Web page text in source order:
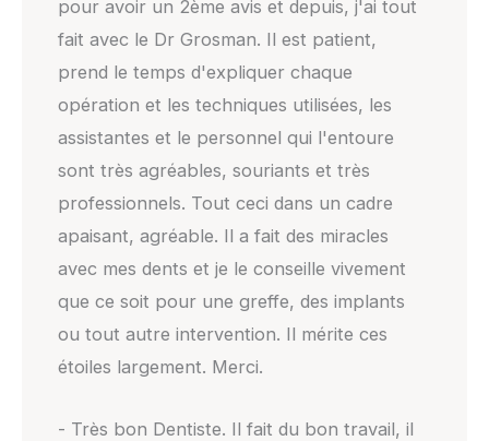
pour avoir un 2ème avis et depuis, j'ai tout
fait avec le Dr Grosman. Il est patient,
prend le temps d'expliquer chaque
opération et les techniques utilisées, les
assistantes et le personnel qui l'entoure
sont très agréables, souriants et très
professionnels. Tout ceci dans un cadre
apaisant, agréable. Il a fait des miracles
avec mes dents et je le conseille vivement
que ce soit pour une greffe, des implants
ou tout autre intervention. Il mérite ces
étoiles largement. Merci.
- Très bon Dentiste. Il fait du bon travail, il